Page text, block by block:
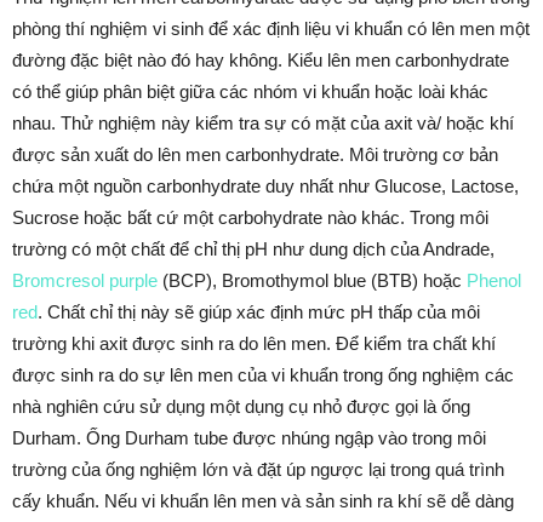
phòng thí nghiệm vi sinh để xác định liệu vi khuẩn có lên men một
đường đặc biệt nào đó hay không. Kiểu lên men carbonhydrate
có thể giúp phân biệt giữa các nhóm vi khuẩn hoặc loài khác
nhau. Thử nghiệm này kiểm tra sự có mặt của axit và/ hoặc khí
được sản xuất do lên men carbonhydrate. Môi trường cơ bản
chứa một nguồn carbonhydrate duy nhất như Glucose, Lactose,
Sucrose hoặc bất cứ một carbohydrate nào khác. Trong môi
trường có một chất để chỉ thị pH như dung dịch của Andrade,
Bromcresol purple (BCP), Bromothymol blue (BTB) hoặc Phenol
red. Chất chỉ thị này sẽ giúp xác định mức pH thấp của môi
trường khi axit được sinh ra do lên men. Để kiểm tra chất khí
được sinh ra do sự lên men của vi khuẩn trong ống nghiệm các
nhà nghiên cứu sử dụng một dụng cụ nhỏ được gọi là ống
Durham. Ống Durham tube được nhúng ngập vào trong môi
trường của ống nghiệm lớn và đặt úp ngược lại trong quá trình
cấy khuẩn. Nếu vi khuẩn lên men và sản sinh ra khí sẽ dễ dàng